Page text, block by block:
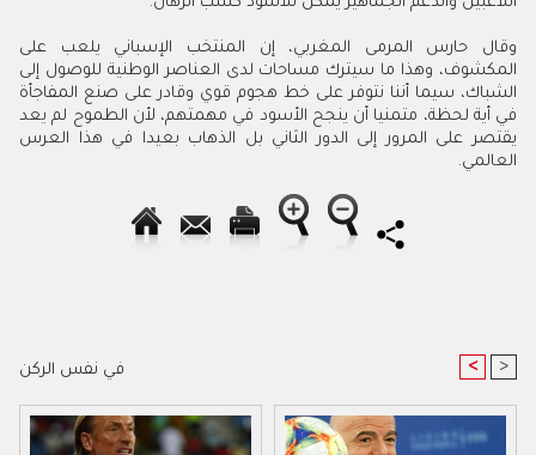
وقال حارس المرمى المغربي، إن المنتخب الإسباني يلعب على
المكشوف، وهذا ما سيترك مساحات لدى العناصر الوطنية للوصول إلى
الشباك، سيما أننا نتوفر على خط هجوم قوي وقادر على صنع المفاجأة
في أية لحظة، متمنيا أن ينجح الأسود في مهمتهم، لأن الطموح لم يعد
يقتصر على المرور إلى الدور الثاني بل الذهاب بعيدا في هذا العرس
العالمي.
في نفس الركن < >